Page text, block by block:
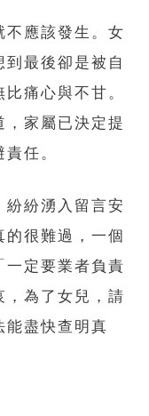
不應該發生。女
最後卻是被自
痛心與不甘。
，家屬已決定提
任。
紛紛湧入留言安
的很難過，一個
一定要業者負責
，為了女兒，請
能盡快查明真